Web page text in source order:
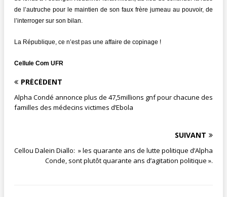
de l’autruche pour le maintien de son faux frère jumeau au pouvoir, de
l’interroger sur son bilan.
La République, ce n’est pas une affaire de copinage !
Cellule Com UFR
PRÉCÉDENT
Alpha Condé annonce plus de 47,5millions gnf pour chacune des
familles des médecins victimes d’Ebola
SUIVANT
Cellou Dalein Diallo: » les quarante ans de lutte politique d’Alpha
Conde, sont plutôt quarante ans d’agitation politique ».